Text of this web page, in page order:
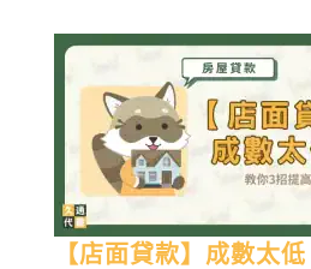
【店面貸款】成數太